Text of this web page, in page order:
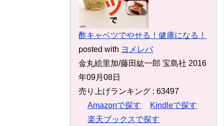
酢キャベツでやせる！健康になる！
posted with ヨメレバ
金丸絵里加/藤田紘一郎 宝島社 2016
年09月08日
売り上げランキング : 63497
Amazonで探す
Kindleで探す
楽天ブックスで探す